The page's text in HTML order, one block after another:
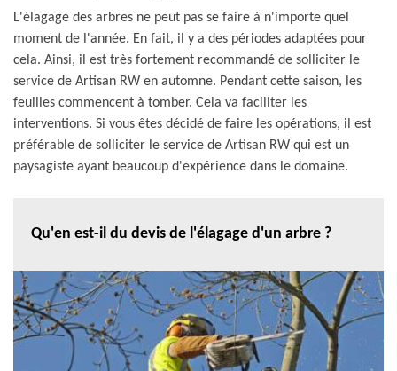
L'élagage des arbres ne peut pas se faire à n'importe quel
moment de l'année. En fait, il y a des périodes adaptées pour
cela. Ainsi, il est très fortement recommandé de solliciter le
service de Artisan RW en automne. Pendant cette saison, les
feuilles commencent à tomber. Cela va faciliter les
interventions. Si vous êtes décidé de faire les opérations, il est
préférable de solliciter le service de Artisan RW qui est un
paysagiste ayant beaucoup d'expérience dans le domaine.
Qu'en est-il du devis de l'élagage d'un arbre ?